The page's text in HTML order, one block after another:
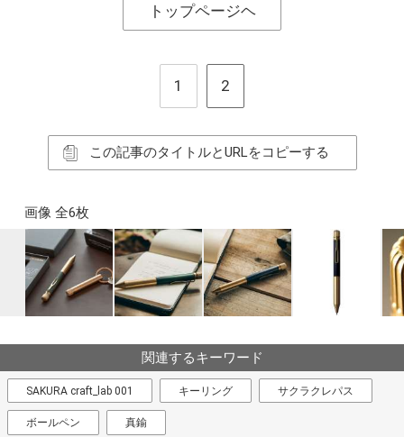
トップページヘ
1 2
この記事のタイトルとURLをコピーする
画像 全6枚
関連するキーワード
SAKURA craft_lab 001 キーリング サクラクレパス
ボールペン 真鍮